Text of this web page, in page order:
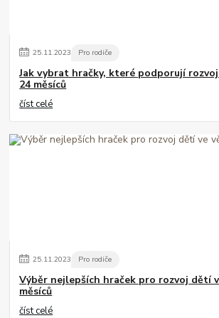
25.11.2023 Pro rodiče
Jak vybrat hračky, které podporují
24 měsíců
číst celé
25.11.2023 Pro rodiče
Výběr nejlepších hraček pro rozvoj dětí
měsíců
číst celé